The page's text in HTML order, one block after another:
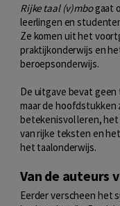
Rijke taal (v)mbogaat
leerlingen en
Ze komen uit het
praktijkonderwijs en
beroepsonderwijs.
De uitgave bevat
maar de hoofdstukken
betekenisvol leren,
van rijke teksten en
het taalonderwijs.
Van de auteurs
Eerder verscheen het